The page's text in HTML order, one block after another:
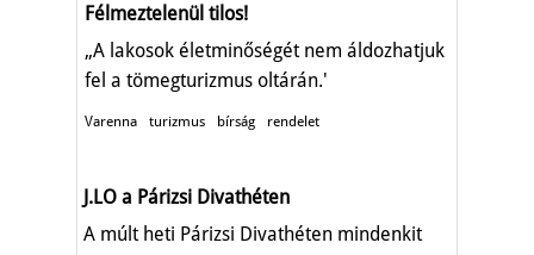
Félmeztelenül tilos!
„A lakosok életminőségét nem áldozhatjuk
fel a tömegturizmus oltárán.'
Varenna turizmus bírság rendelet
J.LO a Párizsi Divathéten
A múlt heti Párizsi Divathéten mindenkit